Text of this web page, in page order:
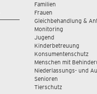
Familien
Frauen
Gleichbehandlung &
Monitoring
Jugend
Kinderbetreuung
Konsumentenschutz
Menschen mit
Niederlassungs- und
Senioren
Tierschutz